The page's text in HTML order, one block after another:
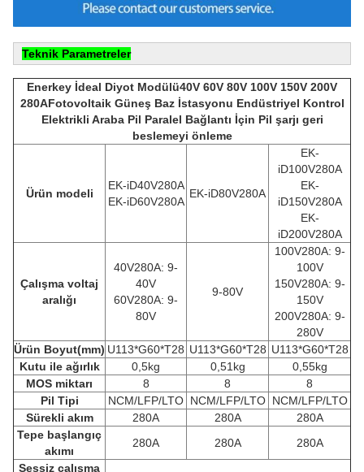
Teknik Parametreler
Enerkey İdeal Diyot Modülü40V 60V 80V 100V 150V 200V
280AFotovoltaik Güneş Baz İstasyonu Endüstriyel Kontrol
Elektrikli Araba Pil Paralel Bağlantı İçin Pil şarjı geri
beslemeyi önleme
Ürün modeli
EK-iD40V280A
EK-iD60V280A
EK-iD80V280A
EK-
iD100V280A
EK-
iD150V280A
EK-
iD200V280A
Çalışma voltaj
aralığı
40V280A: 9-
40V
60V280A: 9-
80V
9-80V
100V280A: 9-
100V
150V280A: 9-
150V
200V280A: 9-
280V
Ürün Boyut(mm) U113*G60*T28 U113*G60*T28 U113*G60*T28
Kutu ile ağırlık
0,5kg 0,51kg
0,55kg
MOS miktarı
8 8
8
Pil Tipi
NCM/LFP/LTO NCM/LFP/LTO NCM/LFP/LTO
Sürekli akım
280A 280A
280A
Tepe başlangıç
akımı
280A 280A
280A
Sessiz çalışma